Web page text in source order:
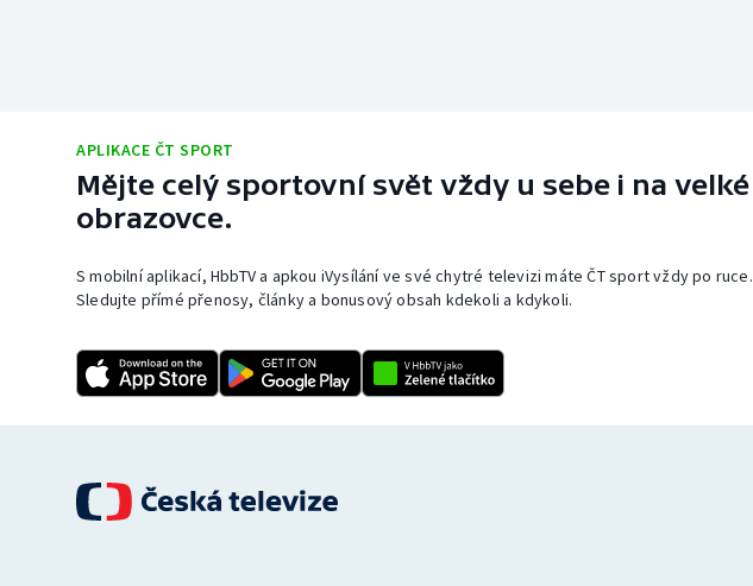
APLIKACE ČT SPORT
Mějte celý sportovní svět vždy u sebe i na velké
obrazovce.
S mobilní aplikací, HbbTV a apkou iVysílání ve své chytré televizi máte ČT sport vždy po ruce.
Sledujte přímé přenosy, články a bonusový obsah kdekoli a kdykoli.